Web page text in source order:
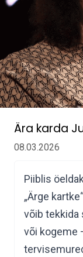
Ära karda
08.03.2026
Piiblis
„Ärge
võib tekkida
või kogeme